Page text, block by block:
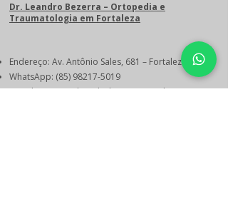
Dr. Leandro Bezerra – Ortopedia e
Traumatologia em Fortaleza
Endereço: Av. Antônio Sales, 681 – Fortaleza/CE
WhatsApp: (85) 98217-5019
E-mail:contato@leandrobezerra.com.br